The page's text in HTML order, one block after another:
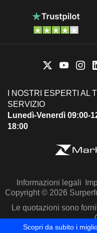
I NOSTRI ESPERTI AL
SERVIZIO
Lunedì-Venerdì 09:00-
18:00
Informazioni legali
Copyright © 2026
Le quotazioni sono
Scopri da subito i